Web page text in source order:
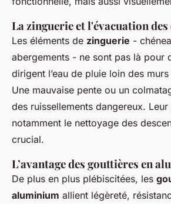
La zinguerie et l'évacuation des
Les éléments de zinguerie -
abergements - ne sont pas là pour
dirigent l’eau de pluie loin des
Une mauvaise pente ou un
des ruissellements dangereux.
notamment le nettoyage des
crucial.
L’avantage des gouttières en
De plus en plus plébiscitées, les
aluminium allient légèreté,